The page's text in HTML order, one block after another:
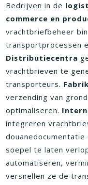
Bedrijven in de
commerce en
vrachtbriefbeheer
transportprocessen
Distributiecentra
vrachtbrieven te
transporteurs.
verzending van
optimaliseren.
integreren
soepel te laten
automatiseren,
versnellen ze de